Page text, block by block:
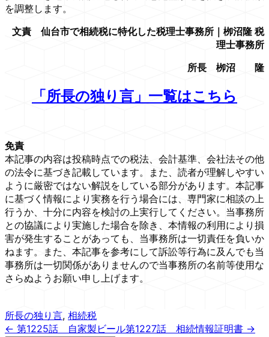
を調整します。
文責 仙台市で相続税に特化した税理士事務所｜栁沼隆 税
理士事務所
所長 栁沼 隆
「所長の独り言」一覧はこちら
免責
本記事の内容は投稿時点での税法、会計基準、会社法その他
の法令に基づき記載しています。また、読者が理解しやすい
ように厳密ではない解説をしている部分があります。本記事
に基づく情報により実務を行う場合には、専門家に相談の上
行うか、十分に内容を検討の上実行してください。当事務所
との協議により実施した場合を除き、本情報の利用により損
害が発生することがあっても、当事務所は一切責任を負いか
ねます。また、本記事を参考にして訴訟等行為に及んでも当
事務所は一切関係がありませんので当事務所の名前等使用な
さらぬようお願い申し上げます。
所長の独り言, 相続税
← 第1225話 自家製ビール第1227話 相続情報証明書 →